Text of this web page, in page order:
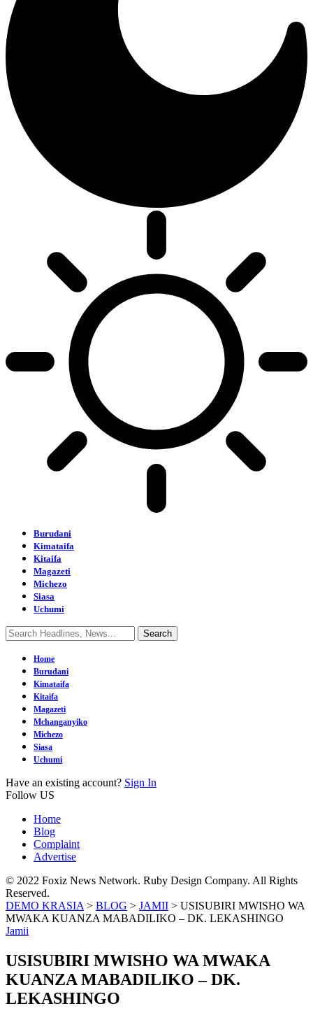
Burudani
Kimataifa
Kitaifa
Magazeti
Michezo
Siasa
Uchumi
Home
Burudani
Kimataifa
Kitaifa
Magazeti
Mchanganyiko
Michezo
Siasa
Uchumi
Have an existing account? Sign In
Follow US
Home
Blog
Complaint
Advertise
© 2022 Foxiz News Network. Ruby Design Company. All Rights
Reserved.
DEMO KRASIA > BLOG > JAMII > USISUBIRI MWISHO WA
MWAKA KUANZA MABADILIKO – DK. LEKASHINGO
Jamii
USISUBIRI MWISHO WA MWAKA
KUANZA MABADILIKO – DK.
LEKASHINGO